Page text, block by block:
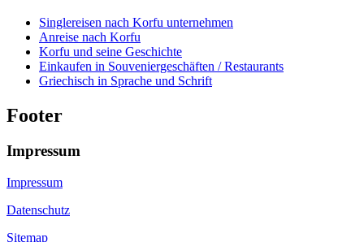
Singlereisen nach Korfu unternehmen
Anreise nach Korfu
Korfu und seine Geschichte
Einkaufen in Souveniergeschäften / Restaurants
Griechisch in Sprache und Schrift
Footer
Impressum
Impressum
Datenschutz
Sitemap